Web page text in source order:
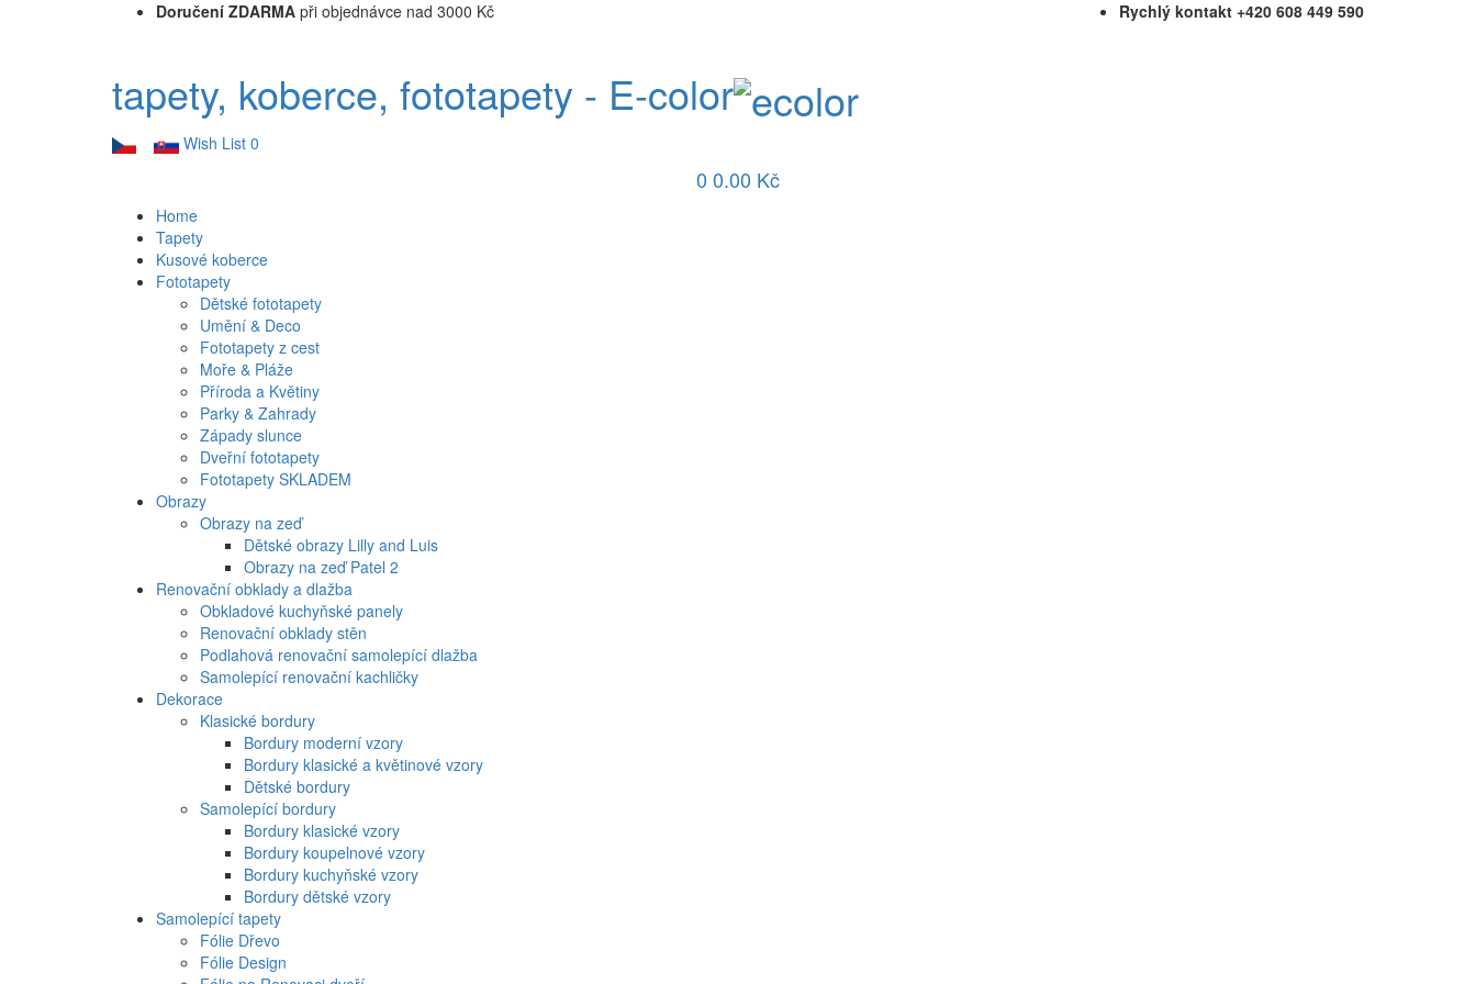
Doručení ZDARMA při objednávce nad 3000 Kč Rychlý kontakt +420 608 449 590
tapety, koberce, fototapety - E-color
Wish List 0
0 0.00 Kč
Home
Tapety
Kusové koberce
Fototapety
Dětské fototapety
Umění & Deco
Fototapety z cest
Moře & Pláže
Příroda a Květiny
Parky & Zahrady
Západy slunce
Dveřní fototapety
Fototapety SKLADEM
Obrazy
Obrazy na zeď
Dětské obrazy Lilly and Luis
Obrazy na zeď Patel 2
Renovační obklady a dlažba
Obkladové kuchyňské panely
Renovační obklady stěn
Podlahová renovační samolepící dlažba
Samolepící renovační kachličky
Dekorace
Klasické bordury
Bordury moderní vzory
Bordury klasické a květinové vzory
Dětské bordury
Samolepící bordury
Bordury klasické vzory
Bordury koupelnové vzory
Bordury kuchyňské vzory
Bordury dětské vzory
Samolepící tapety
Fólie Dřevo
Fólie Design